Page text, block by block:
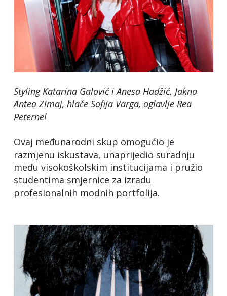
Styling Katarina Galović i Anesa Hadžić. Jakna
Antea Zimaj, hlače Sofija Varga, oglavlje Rea
Peternel
Ovaj međunarodni skup omogućio je
razmjenu iskustava, unaprijedio suradnju
među visokoškolskim institucijama i pružio
studentima smjernice za izradu
profesionalnih modnih portfolija.